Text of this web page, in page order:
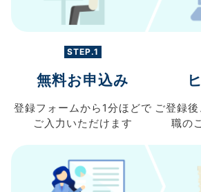
STEP.1
無料お申込み
登録フォームから 1分ほどで
ご入力 いただけます
ご登録後
職の